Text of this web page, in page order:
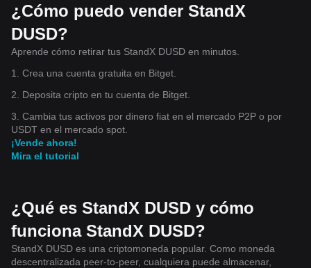
¿Cómo puedo vender StandX
DUSD?
Aprende cómo retirar tus StandX DUSD en minutos.
1. Crea una cuenta gratuita en Bitget.
2. Deposita cripto en tu cuenta de Bitget.
3. Cambia tus activos por dinero fiat en el mercado P2P o por
USDT en el mercado spot.
¡Vende ahora!
Mira el tutorial
¿Qué es StandX DUSD y cómo
funciona StandX DUSD?
StandX DUSD es una criptomoneda popular. Como moneda
descentralizada peer-to-peer, cualquiera puede almacenar,